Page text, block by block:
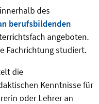
des
berufsbildenden
angeboten.
Fachrichtung studiert.
die
Kenntnisse für
oder Lehrer an